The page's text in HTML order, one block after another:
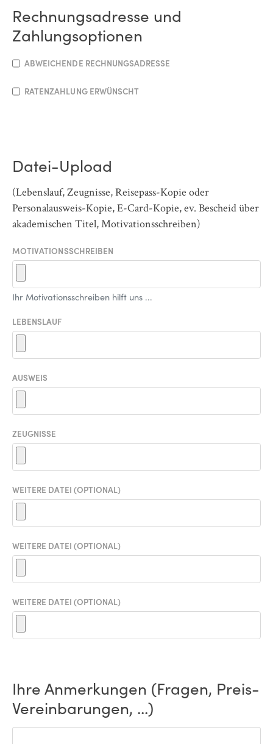
Rechnungsadresse und
Zahlungsoptionen
ABWEICHENDE RECHNUNGSADRESSE
RATENZAHLUNG ERWÜNSCHT
Datei-Upload
(Lebenslauf, Zeugnisse, Reisepass-Kopie oder
Personalausweis-Kopie, E-Card-Kopie, ev. Bescheid über
akademischen Titel, Motivationsschreiben)
MOTIVATIONSSCHREIBEN
Ihr Motivationsschreiben hilft uns ...
LEBENSLAUF
AUSWEIS
ZEUGNISSE
WEITERE DATEI (OPTIONAL)
WEITERE DATEI (OPTIONAL)
WEITERE DATEI (OPTIONAL)
Ihre Anmerkungen (Fragen, Preis-
Vereinbarungen, ...)